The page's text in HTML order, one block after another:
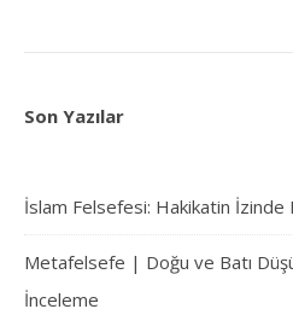
Son Yazılar
İslam Felsefesi: Hakikatin İzinde
Metafelsefe | Doğu ve Batı
İnceleme